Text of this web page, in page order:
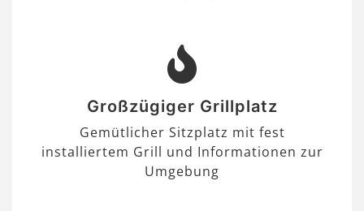
Großzügiger Grillplatz
Gemütlicher Sitzplatz mit fest
installiertem Grill und Informationen zur
Umgebung